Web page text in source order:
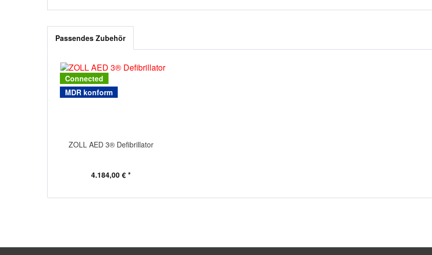
Passendes Zubehör
Connected
MDR konform
ZOLL AED 3® Defibrillator
4.184,00 € *